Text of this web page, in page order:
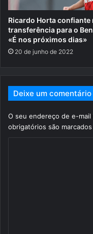
Ricardo Horta confiante
transferência para o
«É nos próximos dias»
20 de junho de 2022
Deixe um comentário
O seu endereço de e-mail
obrigatórios são